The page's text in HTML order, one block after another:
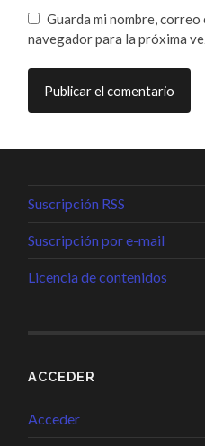
Guarda mi nombre,
navegador para la próxima
Suscripción RSS
Suscripción por e-mail
Licencia de contenidos
ACCEDER
Acceder